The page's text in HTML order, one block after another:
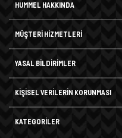
HUMMEL HAKKINDA
MÜŞTERİ HİZMETLERİ
YASAL BİLDİRİMLER
KİŞİSEL VERİLERİN KORUNMASI
KATEGORİLER